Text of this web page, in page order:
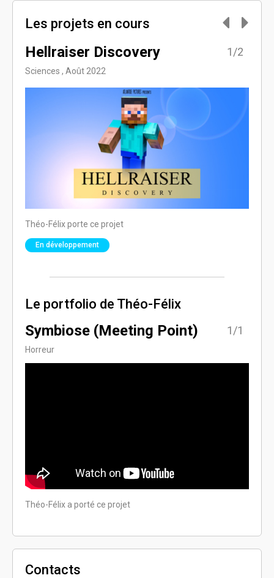
Les projets en cours
Hellraiser Discovery
Sciences , Août 2022
1/2
Théo-Félix porte ce projet
En développement
Le portfolio de Théo-Félix
Symbiose (Meeting Point)
Horreur
1/1
Théo-Félix a porté ce projet
Contacts